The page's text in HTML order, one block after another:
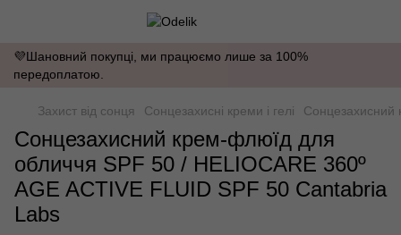
💜Шановний покупці, ми працюємо лише за 100%
передоплатою.
Захист від сонця Сонцезахисні креми і гелі Сонцезахисний
Сонцезахисний крем-флюїд для
обличчя SPF 50 / HELIOCARE 360º
AGE ACTIVE FLUID SPF 50 Cantabria
Labs